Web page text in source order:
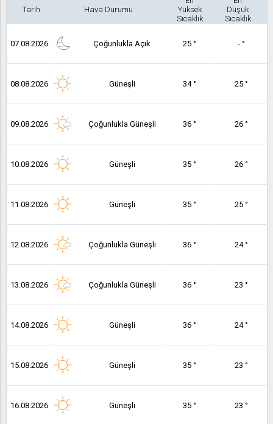
Tarih Hava Durumu
Yüksek
Sıcaklık
Düşük
Sıcaklık
07.08.2026 Çoğunlukla Açık 25 ° - °
08.08.2026 Güneşli 34 ° 25 °
09.08.2026 Çoğunlukla Güneşli 36 ° 26 °
10.08.2026 Güneşli 35 ° 26 °
11.08.2026 Güneşli 35 ° 25 °
12.08.2026 Çoğunlukla Güneşli 36 ° 24 °
13.08.2026 Çoğunlukla Güneşli 36 ° 23 °
14.08.2026 Güneşli 36 ° 24 °
15.08.2026 Güneşli 35 ° 23 °
16.08.2026 Güneşli 35 ° 23 °